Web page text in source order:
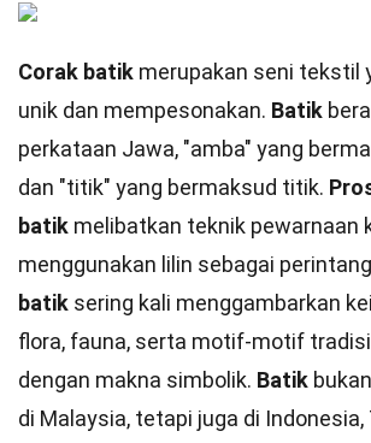
Corak batik merupakan seni tekstil
unik dan mempesonakan. Batik
perkataan Jawa, "amba" yang
dan "titik" yang bermaksud titik.
batik melibatkan teknik pewarnaan
menggunakan lilin sebagai
batik sering kali menggambarkan
flora, fauna, serta motif-motif
dengan makna simbolik. Batik
di Malaysia, tetapi juga di Indonesia,